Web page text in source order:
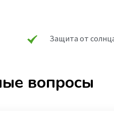
Защита от
вопросы